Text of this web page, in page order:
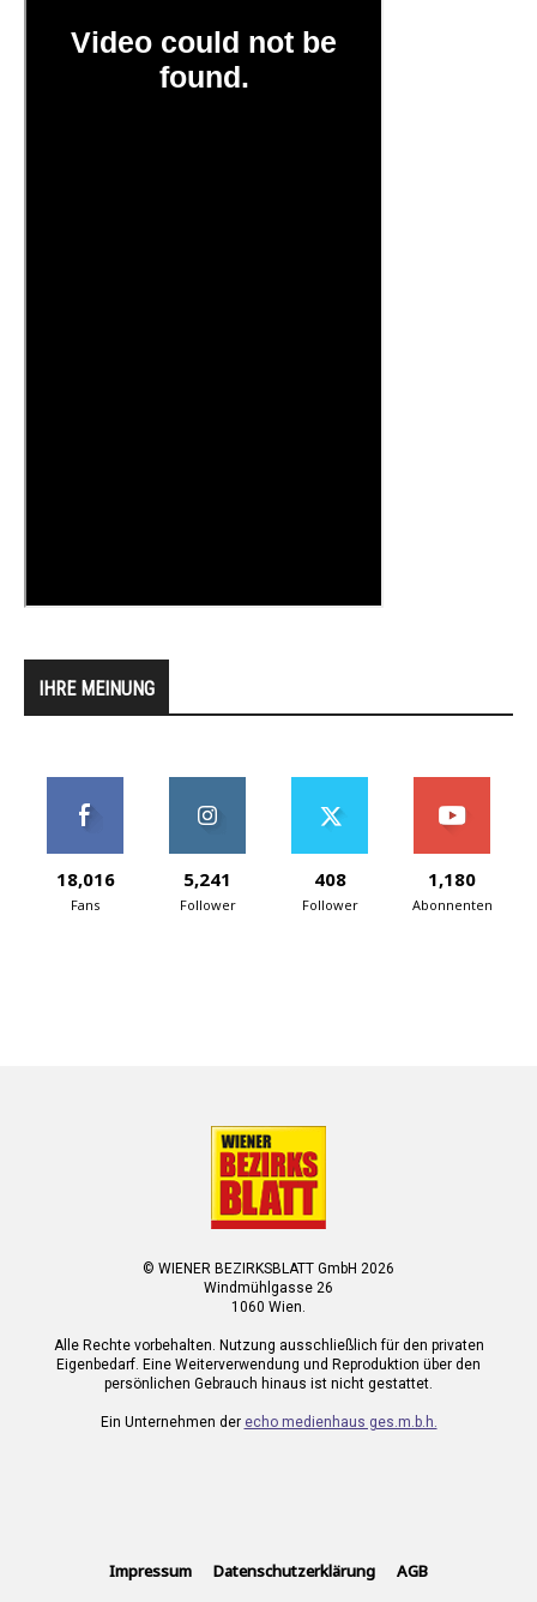
IHRE MEINUNG
18,016
Fans
5,241
Follower
408
Follower
1,180
Abonnenten
© WIENER BEZIRKSBLATT GmbH 2026
Windmühlgasse 26
1060 Wien.
Alle Rechte vorbehalten. Nutzung ausschließlich für den privaten
Eigenbedarf. Eine Weiterverwendung und Reproduktion über den
persönlichen Gebrauch hinaus ist nicht gestattet.
Ein Unternehmen der echo medienhaus ges.m.b.h.
Impressum Datenschutzerklärung AGB